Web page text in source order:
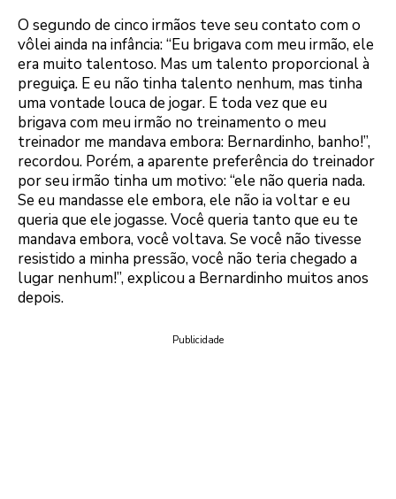
O segundo de cinco irmãos teve seu contato com o
vôlei ainda na infância: “Eu brigava com meu irmão, ele
era muito talentoso. Mas um talento proporcional à
preguiça. E eu não tinha talento nenhum, mas tinha
uma vontade louca de jogar. E toda vez que eu
brigava com meu irmão no treinamento o meu
treinador me mandava embora: Bernardinho, banho!”,
recordou. Porém, a aparente preferência do treinador
por seu irmão tinha um motivo: “ele não queria nada.
Se eu mandasse ele embora, ele não ia voltar e eu
queria que ele jogasse. Você queria tanto que eu te
mandava embora, você voltava. Se você não tivesse
resistido a minha pressão, você não teria chegado a
lugar nenhum!”, explicou a Bernardinho muitos anos
depois.
Publicidade